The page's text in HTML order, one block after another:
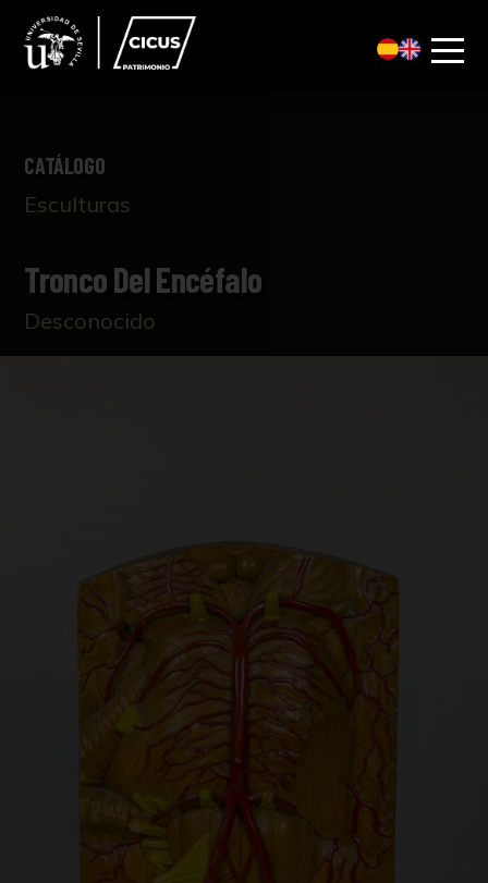
CATÁLOGO
Esculturas
Tronco Del Encéfalo
Desconocido